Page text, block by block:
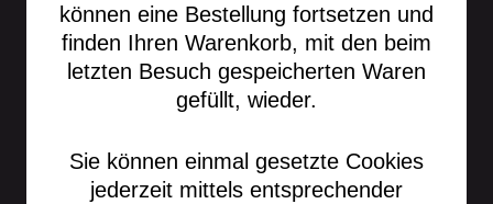
können eine Bestellung fortsetzen und
finden Ihren Warenkorb, mit den beim
letzten Besuch gespeicherten Waren
gefüllt, wieder.
Sie können einmal gesetzte Cookies
jederzeit mittels entsprechender